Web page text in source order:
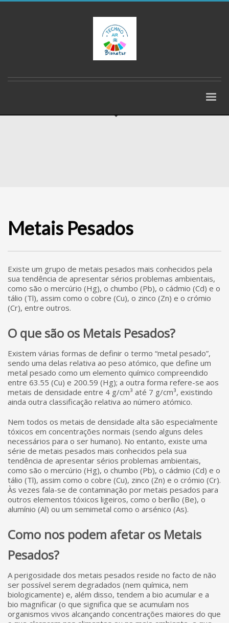
Metais Pesados
Existe um grupo de metais pesados mais conhecidos pela
sua tendência de apresentar sérios problemas ambientais,
como são o mercúrio (Hg), o chumbo (Pb), o cádmio (Cd) e o
tálio (Tl), assim como o cobre (Cu), o zinco (Zn) e o crómio
(Cr), entre outros.
O que são os Metais Pesados?
Existem várias formas de definir o termo “metal pesado”,
sendo uma delas relativa ao peso atómico, que define um
metal pesado como um elemento químico compreendido
entre 63.55 (Cu) e 200.59 (Hg); a outra forma refere-se aos
metais de densidade entre 4 g/cm³ até 7 g/cm³, existindo
ainda outra classificação relativa ao número atómico.
Nem todos os metais de densidade alta são especialmente
tóxicos em concentrações normais (sendo alguns deles
necessários para o ser humano). No entanto, existe uma
série de metais pesados mais conhecidos pela sua
tendência de apresentar sérios problemas ambientais,
como são o mercúrio (Hg), o chumbo (Pb), o cádmio (Cd) e o
tálio (Tl), assim como o cobre (Cu), zinco (Zn) e o crómio (Cr).
Às vezes fala-se de contaminação por metais pesados para
outros elementos tóxicos ligeiros, como o berílio (Be), o
alumínio (Al) ou um semimetal como o arsénico (As).
Como nos podem afetar os Metais
Pesados?
A perigosidade dos metais pesados reside no facto de não
ser possível serem degradados (nem química, nem
biologicamente) e, além disso, tendem a bio acumular e a
bio magnificar (o que significa que se acumulam nos
organismos vivos alcançando concentrações maiores do que